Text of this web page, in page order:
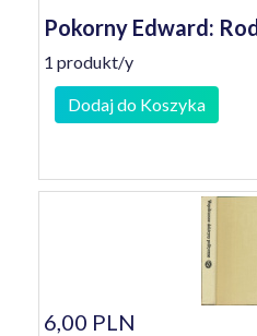
Pokorny Edward:
1 produkt/y
Dodaj do Koszyka
6,00 PLN